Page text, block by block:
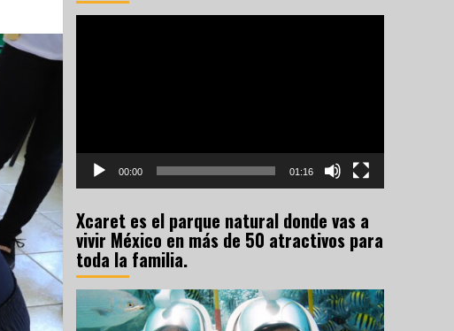
00:00 01:16
Xcaret es el parque natural donde vas a
vivir México en más de 50 atractivos para
toda la familia.